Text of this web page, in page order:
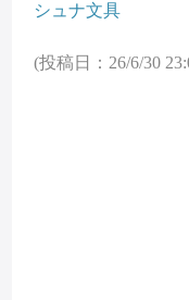
シュナ文具
(投稿日：26/6/30